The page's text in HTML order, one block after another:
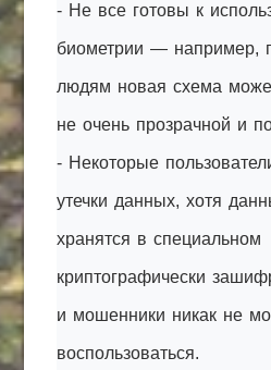
- Не все готовы к
биометрии — например,
людям новая схема
не очень прозрачной и
- Некоторые
утечки данных, хотя
хранятся в специальном
криптографически
и мошенники никак не
воспользоваться.